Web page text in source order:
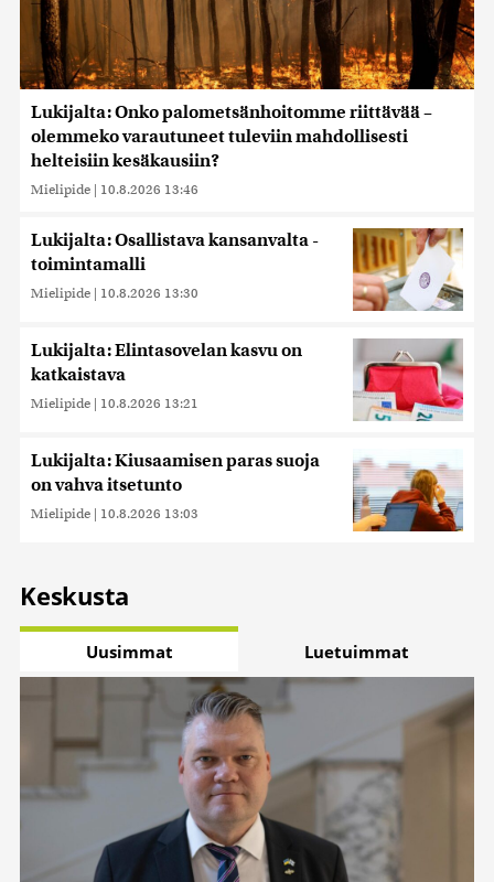
Lukijalta: Onko palometsänhoitomme riittävää –
olemmeko varautuneet tuleviin mahdollisesti
helteisiin kesäkausiin?
Mielipide | 10.8.2026 13:46
Lukijalta: Osallistava kansanvalta -
toimintamalli
Mielipide | 10.8.2026 13:30
Lukijalta: Elintasovelan kasvu on
katkaistava
Mielipide | 10.8.2026 13:21
Lukijalta: Kiusaamisen paras suoja
on vahva itsetunto
Mielipide | 10.8.2026 13:03
Keskusta
Uusimmat Luetuimmat